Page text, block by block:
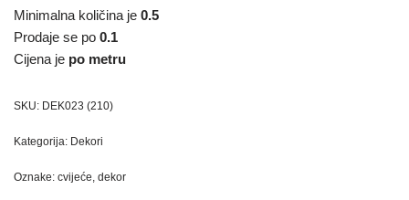
Minimalna količina je 0.5
Prodaje se po 0.1
Cijena je po metru
SKU: DEK023 (210)
Kategorija: Dekori
Oznake: cvijeće, dekor